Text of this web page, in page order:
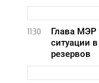
11:30
Глава МЭР
ситуации
резервов